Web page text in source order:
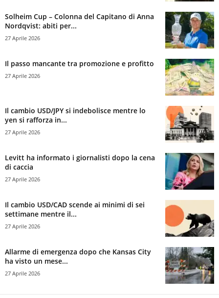
Solheim Cup – Colonna del Capitano di Anna
Nordqvist: abiti per...
27 Aprile 2026
Il passo mancante tra promozione e profitto
27 Aprile 2026
Il cambio USD/JPY si indebolisce mentre lo
yen si rafforza in...
27 Aprile 2026
Levitt ha informato i giornalisti dopo la cena
di caccia
27 Aprile 2026
Il cambio USD/CAD scende ai minimi di sei
settimane mentre il...
27 Aprile 2026
Allarme di emergenza dopo che Kansas City
ha visto un mese...
27 Aprile 2026